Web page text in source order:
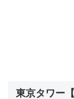
東京タワー